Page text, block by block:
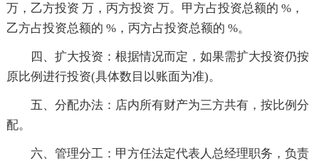
万，乙方投资 万，丙方投资 万。甲方占投资总额的 %，
乙方占投资总额的 %，丙方占投资总额的 %。
四、扩大投资：根据情况而定，如果需扩大投资仍按
原比例进行投资(具体数目以账面为准)。
五、分配办法：店内所有财产为三方共有，按比例分
配。
六、管理分工：甲方任法定代表人总经理职务，负责